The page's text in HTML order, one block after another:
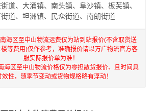
道、大涌镇、南头镇、阜沙镇、板芙镇、
道、坦洲镇、民众街道、南朗街道
海区至中山物流运费仅为站到站报价(不含取货送
等费用)仅作参考，准确报价请以万广物流官方客
服实际报价单为准！
海区至中山物流价格仅为零担散货报价、且时间具
效性，随季节变动或货物规格略有浮动！